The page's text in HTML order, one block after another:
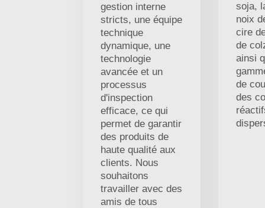
gestion interne
stricts, une équipe
technique
dynamique, une
technologie
avancée et un
processus
d'inspection
efficace, ce qui
permet de garantir
des produits de
haute qualité aux
clients. Nous
souhaitons
travailler avec des
amis de tous
soja,
noix
cire
de
ainsi
de
des